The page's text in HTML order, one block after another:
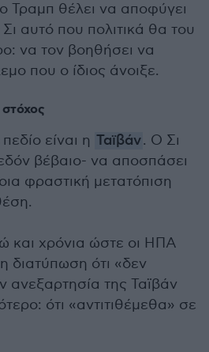
Τραμπ θέλει να αποφύγει
αυτό που πολιτικά θα του
να τον βοηθήσει να
που ο ίδιος άνοιξε.
είναι η Ταϊβάν. Ο Σι
βέβαιο- να αποσπάσει
φραστική μετατόπιση
και χρόνια ώστε οι ΗΠΑ
διατύπωση ότι «δεν
ανεξαρτησία της Ταϊβάν
ότι «αντιτιθέμεθα» σε